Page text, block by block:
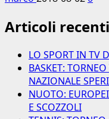
Articoli recenti
LO SPORT IN TV
BASKET:
NAZIONALE
NUOTO:
E SCOZZOLI